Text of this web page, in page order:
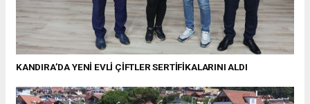
KANDIRA’DA YENİ EVLİ ÇİFTLER SERTİFİKALARINI ALDI